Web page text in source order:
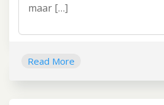
maar […]
Read More